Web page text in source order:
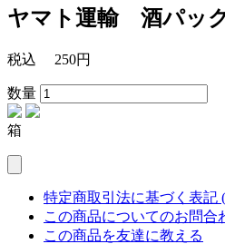
ヤマト運輸 酒パッ
税込 250円
数量
箱
特定商取引法に基づく表記
この商品についてのお問合
この商品を友達に教える